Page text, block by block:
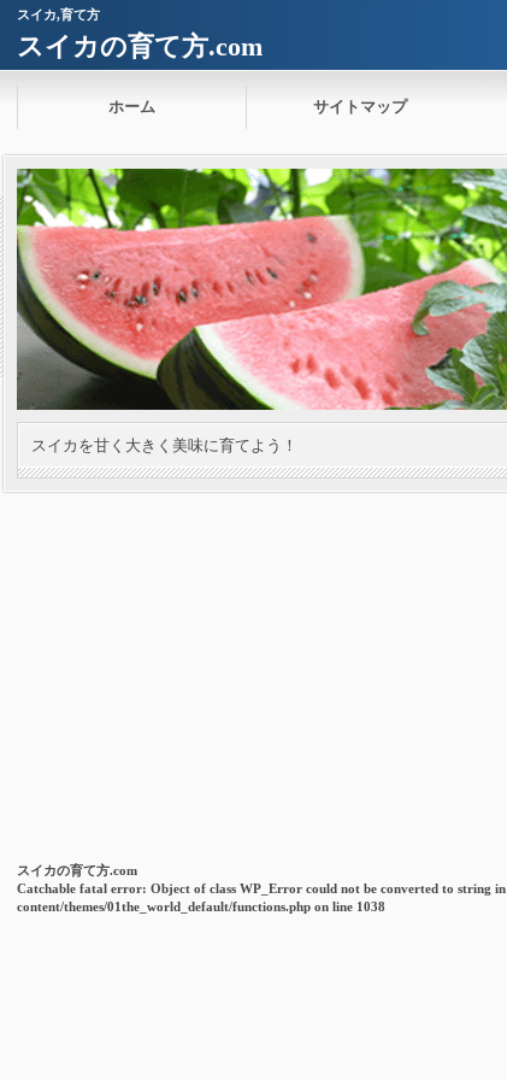
スイカ,育て方
スイカの育て方.com
ホーム サイトマップ
スイカを甘く大きく美味に育てよう！
スイカの育て方.com
Catchable fatal error: Object of class WP_Error could not be converted to string in
content/themes/01the_world_default/functions.php on line 1038